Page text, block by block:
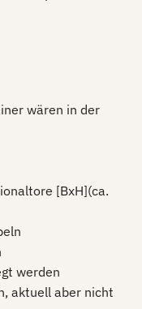
wären in der
[BxH](ca.
werden
aktuell aber nicht